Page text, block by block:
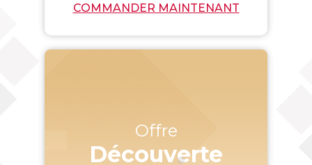
Offre
Découverte
COMMANDER MAINTENANT